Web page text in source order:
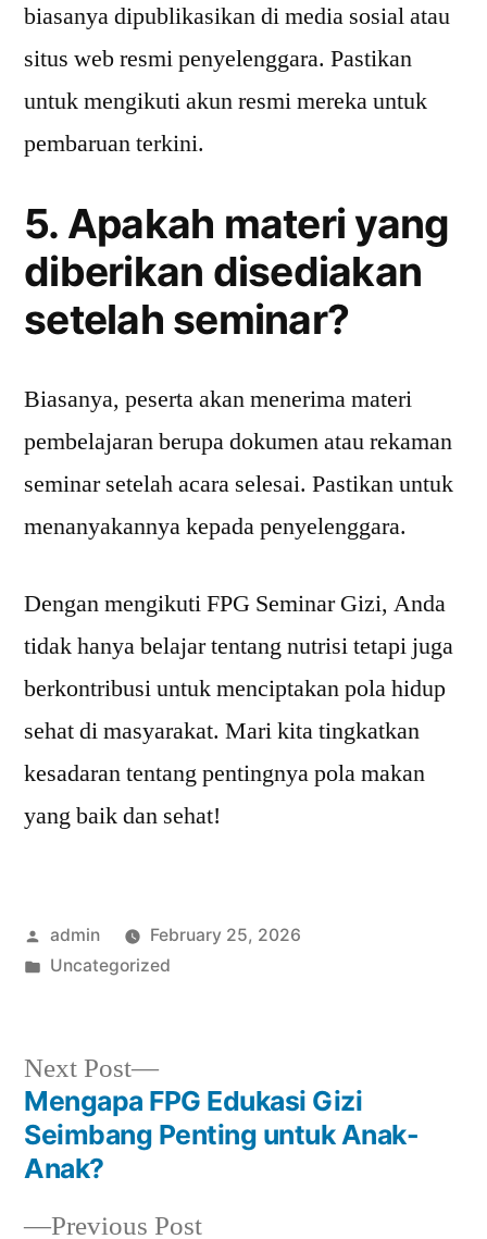
biasanya dipublikasikan di media sosial atau
situs web resmi penyelenggara. Pastikan
untuk mengikuti akun resmi mereka untuk
pembaruan terkini.
5. Apakah materi yang
diberikan disediakan
setelah seminar?
Biasanya, peserta akan menerima materi
pembelajaran berupa dokumen atau rekaman
seminar setelah acara selesai. Pastikan untuk
menanyakannya kepada penyelenggara.
Dengan mengikuti FPG Seminar Gizi, Anda
tidak hanya belajar tentang nutrisi tetapi juga
berkontribusi untuk menciptakan pola hidup
sehat di masyarakat. Mari kita tingkatkan
kesadaran tentang pentingnya pola makan
yang baik dan sehat!
Posted
by
admin
February 25, 2026
Posted
Uncategorized
Post
navigation
Previous PostPrevious
Next Post
Next
post:
Mengapa FPG Edukasi Gizi
Seimbang Penting untuk Anak-
Anak?